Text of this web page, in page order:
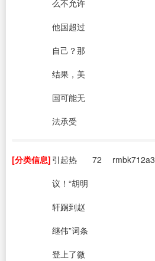
么不允许
他国超过
自己？那
结果，美
国可能无
法承受
[分类信息] 引起热
议！“胡明
轩踢到赵
继伟”词条
登上了微
72 rmbk712a3